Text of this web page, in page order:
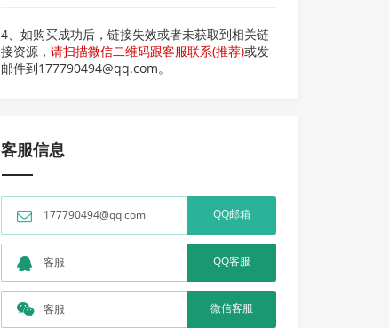
4、如购买成功后，链接失效或者未获取到相关链
接资源，请扫描微信二维码跟客服联系(推荐)或发
邮件到177790494@qq.com。
客服信息
177790494@qq.com QQ邮箱
客服 QQ客服
客服 微信客服